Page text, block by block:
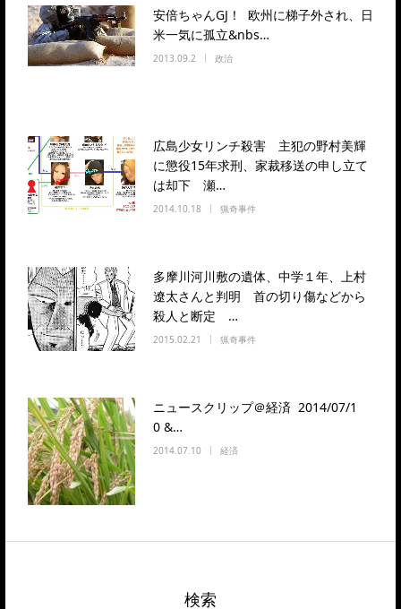
安倍ちゃんGJ！ 欧州に梯子外され、日
米一気に孤立&nbs…
2013.09.2 政治
広島少女リンチ殺害 主犯の野村美輝
に懲役15年求刑、家裁移送の申し立て
は却下 瀬…
2014.10.18 猟奇事件
多摩川河川敷の遺体、中学１年、上村
遼太さんと判明 首の切り傷などから
殺人と断定 …
2015.02.21 猟奇事件
ニュースクリップ＠経済 2014/07/1
0 &…
2014.07.10 経済
検索